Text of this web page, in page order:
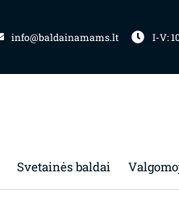
info@baldainamams.lt I-V:
Svetainės baldai